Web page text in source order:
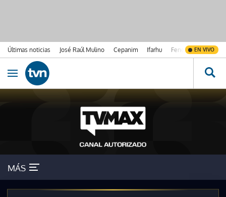
Últimas noticias José Raúl Mulino Cepanim Ifarhu Fenómeno de El
EN VIVO
Ir al contenido
Obrir navegació
MÁS